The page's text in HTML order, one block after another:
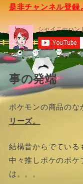
是非チャンネル登録
事の発端
ポケモンの商品のな
リーズ。
結構昔からでている
中々推しポケのポ
は。。。